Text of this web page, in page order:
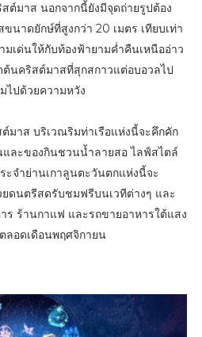
มาส นอกจากนี้ยังมีจุดถ่ายรูปต้อง
นาดยักษ์ที่สูงกว่า 20 เมตร เทียบเท่า
เด่นให้กับท้องฟ้ายามค่ำคืนเหนืออ่าว
ต้นคริสต์มาสที่สุกสกาวแต่อบอวลไป
ไปด้วยความหวัง
ต์มาส บริเวณริมท่าเรือแห่งนี้จะคึกคัก
ละของกินชวนน้ำลายสอ ไลฟ์สไตล์
จำย่านเกาลูนตะวันตกแห่งนี้จะ
ดนตรีสดรับชมฟรีบนเวทีต่างๆ และ
ร ร้านกาแฟ และรถขายอาหารใต้แสง
ลอดเดือนพฤศจิกายน